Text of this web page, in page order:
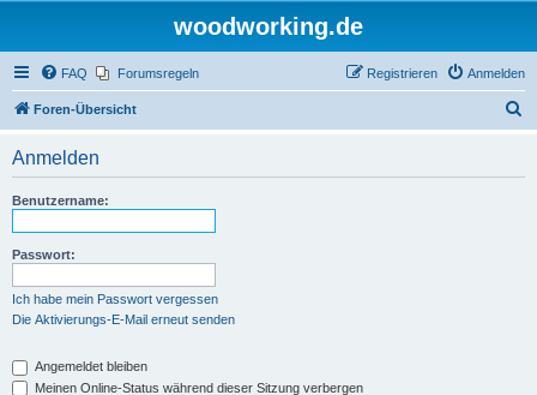
woodworking.de
FAQ Forumsregeln Anmelden
Registrieren
Foren-Übersicht
Anmelden
Benutzername:
Passwort:
Ich habe mein Passwort vergessen
Die Aktivierungs-E-Mail erneut senden
Angemeldet bleiben
Meinen Online-Status während dieser Sitzung verbergen